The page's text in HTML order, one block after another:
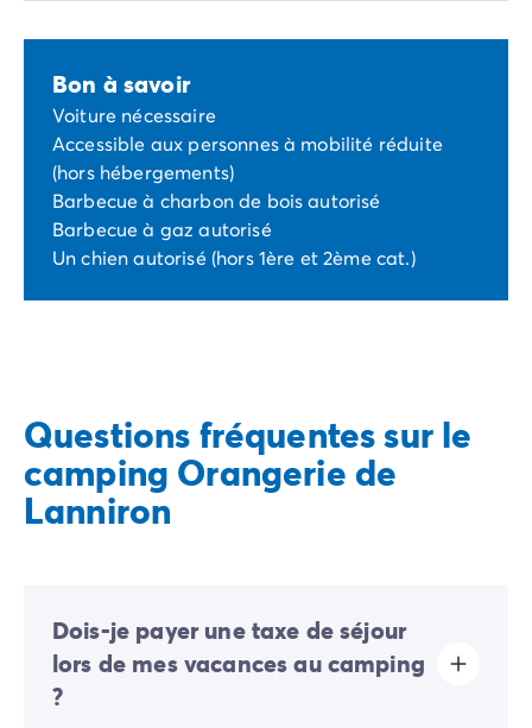
Bon à savoir
Voiture nécessaire
Accessible aux personnes à mobilité réduite
(hors hébergements)
Barbecue à charbon de bois autorisé
Barbecue à gaz autorisé
Un chien autorisé (hors 1ère et 2ème cat.)
Questions fréquentes sur le
camping Orangerie de
Lanniron
Dois-je payer une taxe de séjour
lors de mes vacances au camping
?